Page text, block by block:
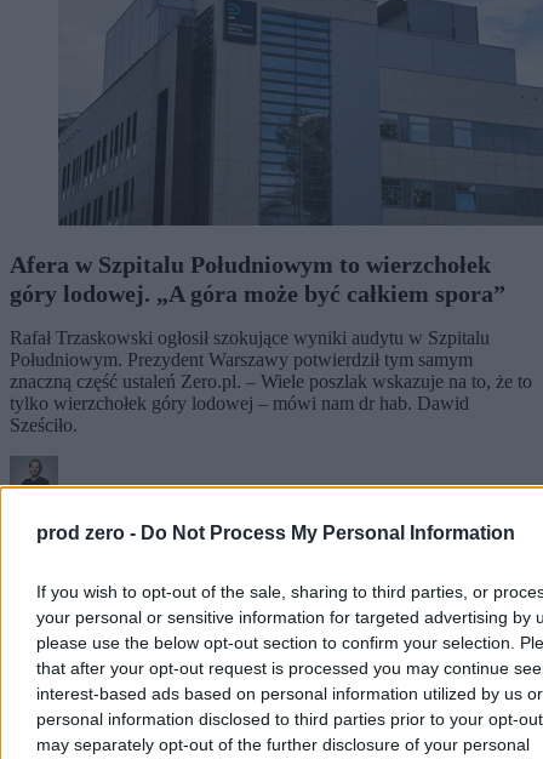
prod zero - Do Not Process My Personal Information
If you wish to opt-out of the sale, sharing to third parties, or
your personal or sensitive information for targeted advertising by
please use the below opt-out section to confirm your selection.
that after your opt-out request is processed you may continue
interest-based ads based on personal information utilized by us or
personal information disclosed to third parties prior to your opt-
may separately opt-out of the further disclosure of your personal
Afera w Szpitalu Południowym to wierzchołek
góry lodowej. „A góra może być całkiem spora”
Rafał Trzaskowski ogłosił szokujące wyniki audytu w Szpitalu
Południowym. Prezydent Warszawy potwierdził tym samym
znaczną część ustaleń Zero.pl. – Wiele poszlak wskazuje na to, że to
tylko wierzchołek góry lodowej – mówi nam dr hab. Dawid
Sześciło.
Dzisiaj 17:22
Reklama
Reklama